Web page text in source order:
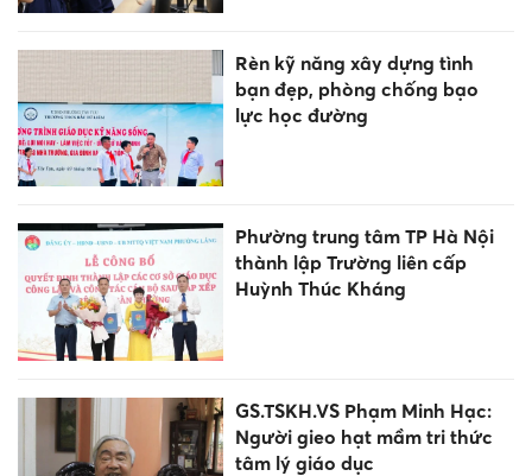
Rèn kỹ năng xây dựng tình
bạn đẹp, phòng chống bạo
lực học đường
Phường trung tâm TP Hà Nội
thành lập Trường liên cấp
Huỳnh Thúc Kháng
GS.TSKH.VS Phạm Minh Hạc:
Người gieo hạt mầm tri thức
tâm lý giáo dục